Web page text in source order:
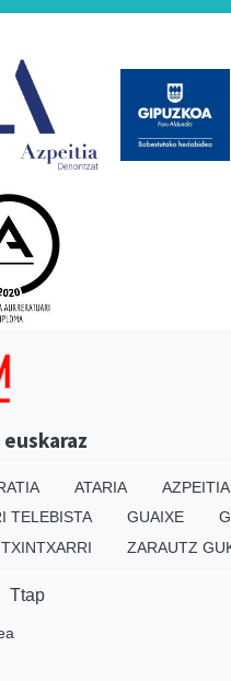
ATARIA
TELEBISTA GUAIXE
TXINTXARRI ZARAUTZ
Ttap